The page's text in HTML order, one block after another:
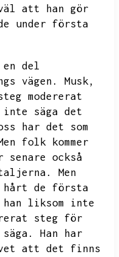
att han gör
under första
en del
vägen.
Musk,
modererat
inte säga det
har det som
folk kommer
också
Men
hårt de första
han liksom inte
steg för
Han har
att det finns